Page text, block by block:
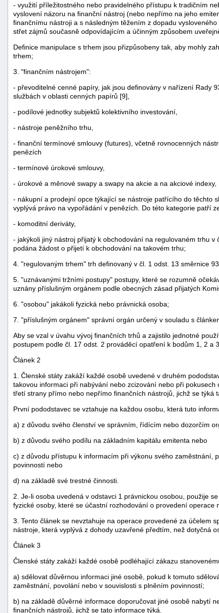
- využití příležitostného nebo pravidelného přístupu k tradičním
vyslovení názoru na finanční nástroj (nebo nepřímo na jeho
finančnímu nástroji a s následným těžením z dopadu
střet zájmů současně odpovídajícím a účinným způsobem
Definice manipulace s trhem jsou přizpůsobeny tak, aby mohly
trhem;
3. "finančním nástrojem":
- převoditelné cenné papíry, jak jsou definovány v nařízení Rady
službách v oblasti cenných papírů [9],
- podílové jednotky subjektů kolektivního investování,
- nástroje peněžního trhu,
- finanční termínové smlouvy (futures), včetně rovnocenných
penězích
- termínové úrokové smlouvy,
- úrokové a měnové swapy a swapy na akcie a na akciové indexy,
- nákupní a prodejní opce týkající se nástroje patřícího do těchto
vyplývá právo na vypořádání v penězích. Do této kategorie patří
- komoditní deriváty,
- jakýkoli jiný nástroj přijatý k obchodování na regulovaném trhu
podána žádost o přijetí k obchodování na takovém trhu;
4. "regulovaným trhem" trh definovaný v čl. 1 odst. 13 směrnice
5. "uznávanými tržními postupy" postupy, které se rozumně
uznány příslušným orgánem podle obecných zásad přijatých
6. "osobou" jakákoli fyzická nebo právnická osoba;
7. "příslušným orgánem" správní orgán určený v souladu s
Aby se vzal v úvahu vývoj finančních trhů a zajistilo jednotné
postupem podle čl. 17 odst. 2 prováděcí opatření k bodům 1, 2 a
Článek 2
1. Členské státy zakáží každé osobě uvedené v druhém
takovou informaci při nabývání nebo zcizování nebo při
třetí strany přímo nebo nepřímo finančních nástrojů, jichž se týká
První pododstavec se vztahuje na každou osobu, která tuto
a) z důvodu svého členství ve správním, řídícím nebo dozorčím
b) z důvodu svého podílu na základním kapitálu emitenta nebo
c) z důvodu přístupu k informacím při výkonu svého zaměstnání,
povinností nebo
d) na základě své trestné činnosti.
2. Je-li osoba uvedená v odstavci 1 právnickou osobou, použije
fyzické osoby, které se účastní rozhodování o provedení operace
3. Tento článek se nevztahuje na operace provedené za účelem
nástroje, která vyplývá z dohody uzavřené předtím, než dotyčná
Článek 3
Členské státy zakáží každé osobě podléhající zákazu
a) sdělovat důvěrnou informaci jiné osobě, pokud k tomuto
zaměstnání, povolání nebo v souvislosti s plněním povinností;
b) na základě důvěrné informace doporučovat jiné osobě nabytí
finančních nástrojů, jichž se tato informace týká.